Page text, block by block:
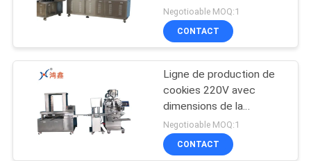
Chaîne de
production de
baguette
Durable and Long-lasting
Performance
Negotioable MOQ:1
CONTACT
Ligne de production de
cookies 220V avec
dimensions de la
machine de
3500*1800*1700mm et
poids du produit de
Negotioable MOQ:1
CONTACT